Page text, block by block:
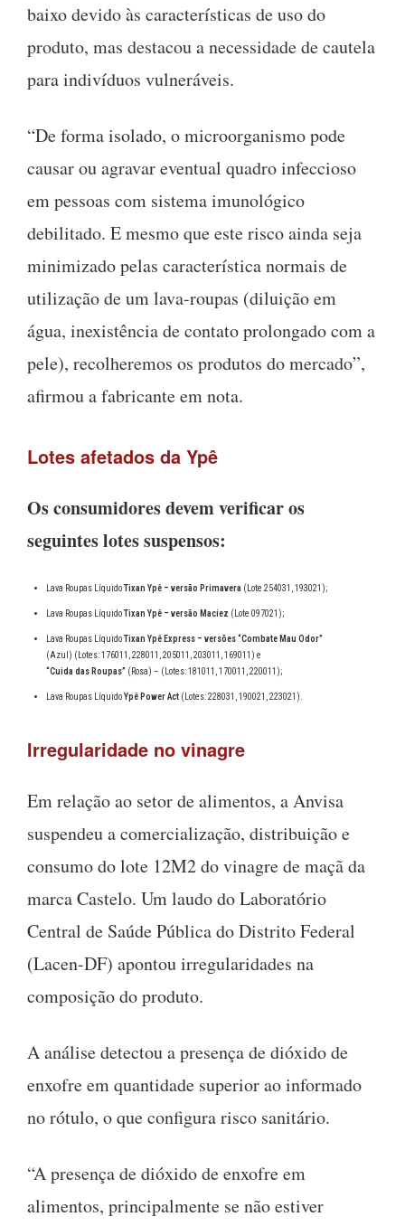
baixo devido às características de uso do
produto, mas destacou a necessidade de cautela
para indivíduos vulneráveis.
“De forma isolado, o microorganismo pode
causar ou agravar eventual quadro infeccioso
em pessoas com sistema imunológico
debilitado. E mesmo que este risco ainda seja
minimizado pelas característica normais de
utilização de um lava-roupas (diluição em
água, inexistência de contato prolongado com a
pele), recolheremos os produtos do mercado”,
afirmou a fabricante em nota.
Lotes afetados da Ypê
Os consumidores devem verificar os
seguintes lotes suspensos:
Lava Roupas LíquidoTixan Ypê – versão Primavera (Lote 254031, 193021);
Lava Roupas LíquidoTixan Ypê – versão Maciez (Lote 097021);
Lava Roupas LíquidoTixan Ypê Express – versões “Combate Mau Odor”
(Azul) (Lotes: 176011, 228011, 205011, 203011, 169011) e
“Cuida das Roupas” (Rosa) – (Lotes: 181011, 170011, 220011);
Lava Roupas LíquidoYpê Power Act (Lotes: 228031, 190021, 223021).
Irregularidade no vinagre
Em relação ao setor de alimentos, a Anvisa
suspendeu a comercialização, distribuição e
consumo do lote 12M2 do vinagre de maçã da
marca Castelo. Um laudo do Laboratório
Central de Saúde Pública do Distrito Federal
(Lacen-DF) apontou irregularidades na
composição do produto.
A análise detectou a presença de dióxido de
enxofre em quantidade superior ao informado
no rótulo, o que configura risco sanitário.
“A presença de dióxido de enxofre em
alimentos, principalmente se não estiver